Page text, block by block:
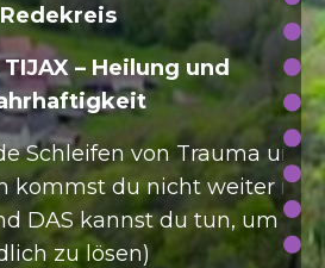
Redekreis
TIJAX – Heilung und
Schleifen von Trauma und
kommst du nicht weiter in
DAS kannst du tun, um es
zu lösen)